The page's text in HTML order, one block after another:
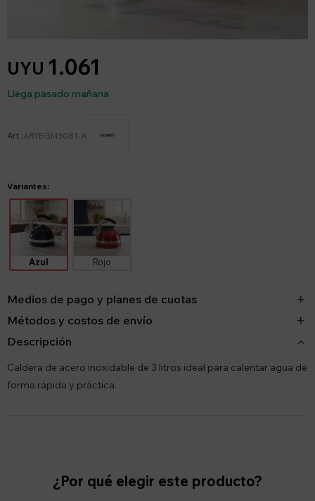
UYU 1.061
Llega pasado mañana
ARYEGM3081-A
Variantes:
Azul Rojo
Medios de pago y planes de cuotas
Métodos y costos de envío
Descripción
Caldera de acero inoxidable de 3 litros ideal para calentar agua de
forma rápida y práctica.
¿Por qué elegir este producto?